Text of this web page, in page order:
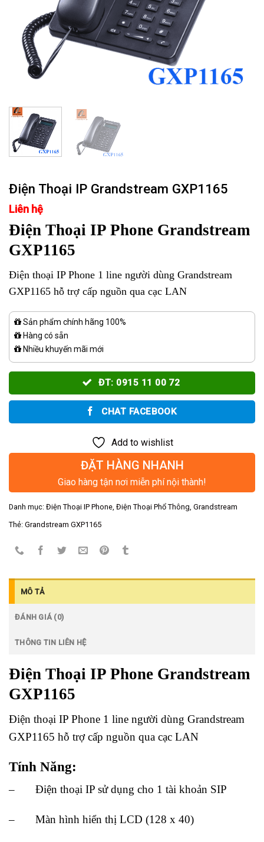
Điện Thoại IP Grandstream GXP1165
Liên hệ
Điện Thoại IP Phone Grandstream
GXP1165
Điện thoại IP Phone 1 line người dùng Grandstream
GXP1165 hỗ trợ cấp nguồn qua cạc LAN
Sản phẩm chính hãng 100%
Hàng có sẵn
Nhiều khuyến mãi mới
ĐT: 0915 11 00 72
CHAT FACEBOOK
Add to wishlist
ĐẶT HÀNG NHANH
Giao hàng tận nơi miễn phí nội thành!
Danh mục: Điện Thoại IP Phone Điện Thoại Phổ Thông Grandstream
Thẻ: Grandstream GXP1165
MÔ TẢ
ĐÁNH GIÁ (0)
THÔNG TIN LIÊN HỆ
Điện Thoại IP Phone Grandstream
GXP1165
Điện thoại IP Phone 1 line người dùng Grandstream
GXP1165 hỗ trợ cấp nguồn qua cạc LAN
Tính Năng:
– Điện thoại IP sử dụng cho 1 tài khoản SIP
– Màn hình hiển thị LCD (128 x 40)